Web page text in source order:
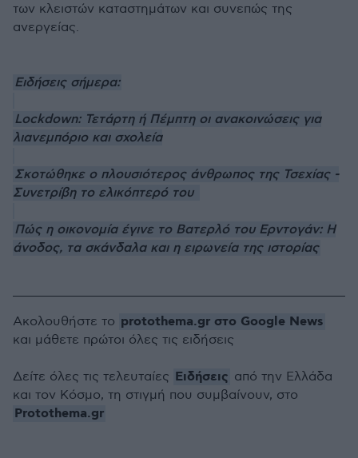
των κλειστών καταστημάτων και συνεπώς της
ανεργείας.
Ειδήσεις σήμερα:
Lockdown: Τετάρτη ή Πέμπτη οι ανακοινώσεις για
λιανεμπόριο και σχολεία
Σκοτώθηκε ο πλουσιότερος άνθρωπος της Τσεχίας -
Συνετρίβη το ελικόπτερό του
Πώς η οικονομία έγινε το Βατερλό του Ερντογάν: Η
άνοδος, τα σκάνδαλα και η ειρωνεία της ιστορίας
Ακολουθήστε το protothema.gr στο Google News
και μάθετε πρώτοι όλες τις ειδήσεις
Δείτε όλες τις τελευταίες Ειδήσεις από την Ελλάδα
και τον Κόσμο, τη στιγμή που συμβαίνουν, στο
Protothema.gr